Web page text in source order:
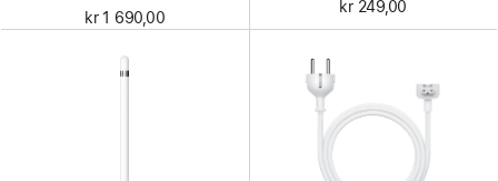
kr 1 690,00
kr 249,00